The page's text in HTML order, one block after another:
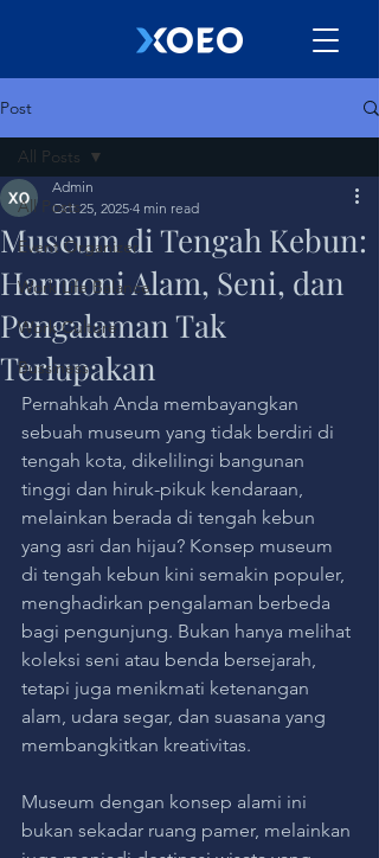
Post
All Posts
Event Organizer
Work Life Balance
Work Culture
Bussiness
All Posts
Museum di Tengah Kebun:
Harmoni Alam, Seni, dan
Pengalaman Tak
Terlupakan
Admin
Oct 25, 2025 4 min read
Pernahkah Anda membayangkan
sebuah museum yang tidak berdiri di
tengah kota, dikelilingi bangunan
tinggi dan hiruk-pikuk kendaraan,
melainkan berada di tengah kebun
yang asri dan hijau? Konsep museum
di tengah kebun kini semakin populer,
menghadirkan pengalaman berbeda
bagi pengunjung. Bukan hanya melihat
koleksi seni atau benda bersejarah,
tetapi juga menikmati ketenangan
alam, udara segar, dan suasana yang
membangkitkan kreativitas.
Museum dengan konsep alami ini
bukan sekadar ruang pamer, melainkan